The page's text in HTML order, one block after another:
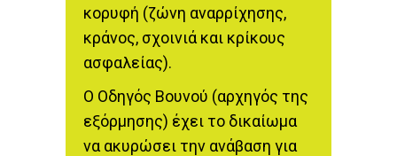
κορυφή (ζώνη αναρρίχησης,
κράνος, σχοινιά και κρίκους
ασφαλείας).
Ο Οδηγός Βουνού (αρχηγός της
εξόρμησης) έχει το δικαίωμα
να ακυρώσει την ανάβαση για